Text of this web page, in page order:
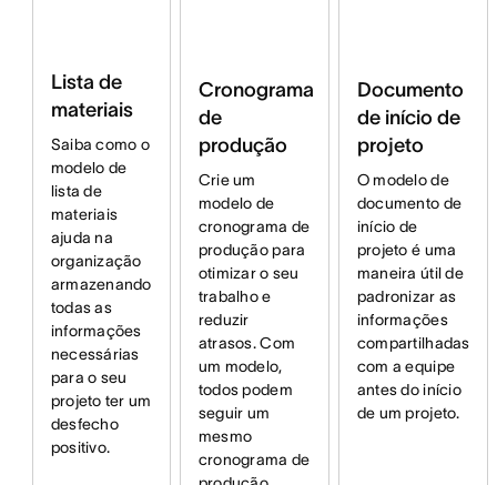
Lista de
materiais
Saiba como o
modelo de
lista de
materiais
ajuda na
organização
armazenando
todas as
informações
necessárias
para o seu
projeto ter um
desfecho
positivo.
Cronograma
de
produção
Crie um
modelo de
cronograma de
produção para
otimizar o seu
trabalho e
reduzir
atrasos. Com
um modelo,
todos podem
seguir um
mesmo
cronograma de
Documento
de início de
projeto
O modelo de
documento de
início de
projeto é uma
maneira útil de
padronizar as
informações
compartilhadas
com a equipe
antes do início
de um projeto.